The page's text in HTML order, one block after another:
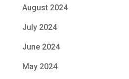
August 2024
July 2024
June 2024
May 2024